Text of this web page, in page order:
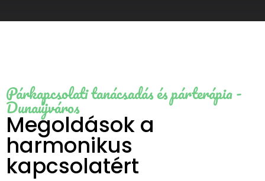
Párkapcsolati tanácsadás és párterápia -
Dunaújváros
Megoldások a
harmonikus
kapcsolatért